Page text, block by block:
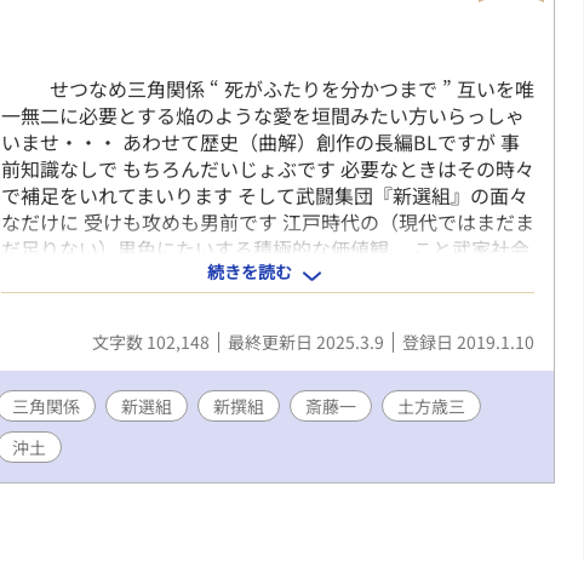
せつなめ三角関係 “ 死がふたりを分かつまで ” 互いを唯
一無二に必要とする焔のような愛を垣間みたい方いらっしゃ
いませ・・・ あわせて歴史（曲解）創作の長編BLですが 事
前知識なしで もちろんだいじょぶです 必要なときはその時々
で補足をいれてまいります そして武闘集団『新選組』の面々
なだけに 受けも攻めも男前です 江戸時代の（現代ではまだま
だ足りない）男色にたいする積極的な価値観、 こと武家社会
においては男色こそ自由恋愛の場であったことに触発され
た、 新選組の男前達をこよなく愛する作者による、偏愛に満
ちあふれた“創作” ですので、 彼らの関係性は史実とは一切無
関係でございます。その点を何卒お留め置きくださいませ。
食えない男の代名詞みたいな攻めに、 はじめはひたすら
振り回される受け（でも強気・・） ＆ 年下 × 兄貴分/上司
（沖田×土方） ☆恋仲はじまり 弟分にベタ惚れでちょっ
とむくわれない健気な受け 戯れてることも多いですが、いち
続きを読む
文字数 102,148 最終更新日 2025.3.9 登録日 2019.1.10
三角関係 新選組 新撰組 斎藤一
土方歳三
沖土